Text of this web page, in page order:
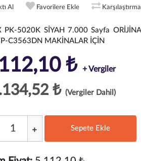
Al Favorilere Ekle
PK-5020K SİYAH 7.000 Sayfa
C3563DN MAKİNALAR İÇİN
₺ + Vergiler
₺ (Vergiler Dahil)
Sepete Ekle